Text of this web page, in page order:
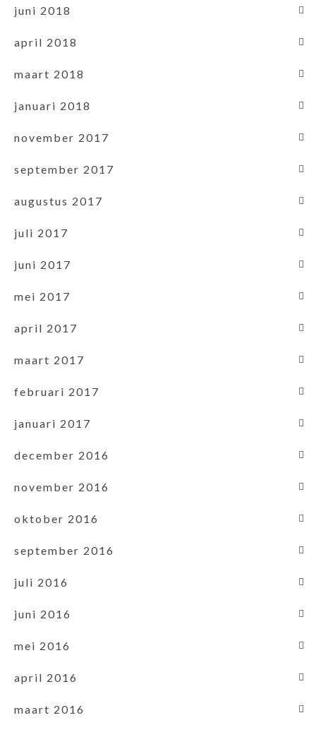
juni 2018
april 2018
maart 2018
januari 2018
november 2017
september 2017
augustus 2017
juli 2017
juni 2017
mei 2017
april 2017
maart 2017
februari 2017
januari 2017
december 2016
november 2016
oktober 2016
september 2016
juli 2016
juni 2016
mei 2016
april 2016
maart 2016